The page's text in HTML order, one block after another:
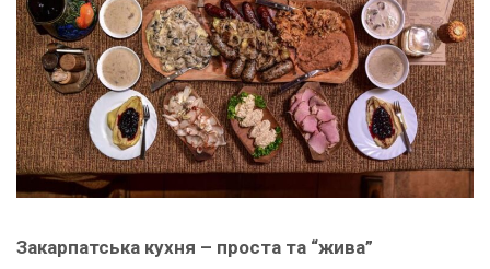
Закарпатська кухня – проста та “жива”